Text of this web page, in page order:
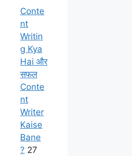
Conte
nt
Writin
g Kya
Hai​ और
सफल
Conte
nt
Writer
Kaise
Bane
? 27